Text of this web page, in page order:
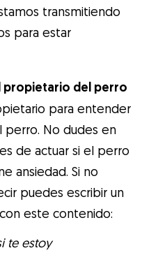
transmitiendo
para estar
propietario del perro
para entender
No dudes en
de actuar si el perro
ansiedad. Si no
puedes escribir un
este contenido:
te estoy